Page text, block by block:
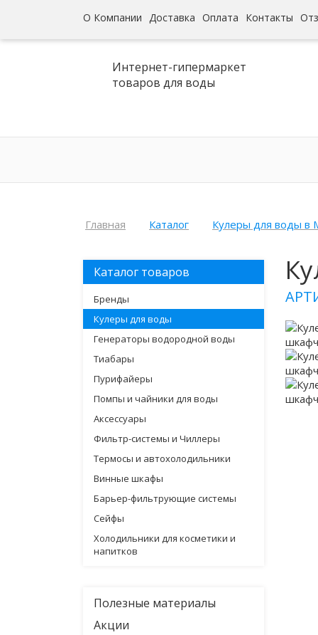
О Компании Доставка Оплата Контакты
Интернет-гипермаркет
товаров для воды
Главная Каталог Кулеры для воды в
Каталог товаров
Бренды
Кулеры для воды
Генераторы водородной воды
Тиабары
Пурифайеры
Помпы и чайники для воды
Аксессуары
Фильтр-системы и Чиллеры
Термосы и автохолодильники
Винные шкафы
Барьер-фильтрующие системы
Сейфы
Холодильники для косметики и
напитков
Полезные материалы
Акции